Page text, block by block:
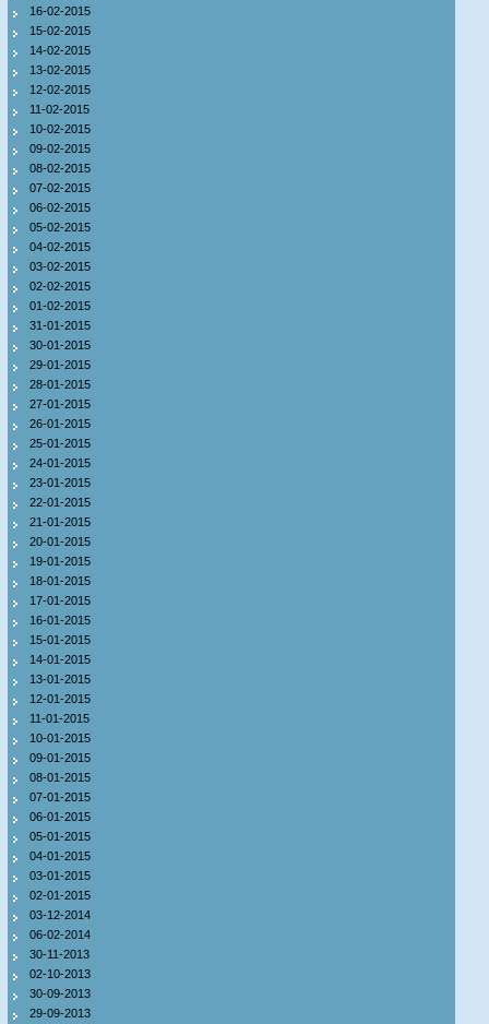
16-02-2015
15-02-2015
14-02-2015
13-02-2015
12-02-2015
11-02-2015
10-02-2015
09-02-2015
08-02-2015
07-02-2015
06-02-2015
05-02-2015
04-02-2015
03-02-2015
02-02-2015
01-02-2015
31-01-2015
30-01-2015
29-01-2015
28-01-2015
27-01-2015
26-01-2015
25-01-2015
24-01-2015
23-01-2015
22-01-2015
21-01-2015
20-01-2015
19-01-2015
18-01-2015
17-01-2015
16-01-2015
15-01-2015
14-01-2015
13-01-2015
12-01-2015
11-01-2015
10-01-2015
09-01-2015
08-01-2015
07-01-2015
06-01-2015
05-01-2015
04-01-2015
03-01-2015
02-01-2015
03-12-2014
06-02-2014
30-11-2013
02-10-2013
30-09-2013
29-09-2013